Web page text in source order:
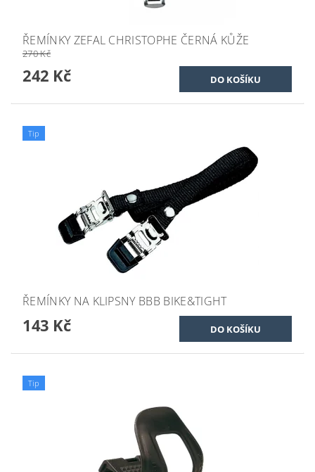
ŘEMÍNKY ZEFAL CHRISTOPHE ČERNÁ KŮŽE
270 Kč
242 Kč
Tip
ŘEMÍNKY NA KLIPSNY BBB BIKE&TIGHT
143 Kč
Tip